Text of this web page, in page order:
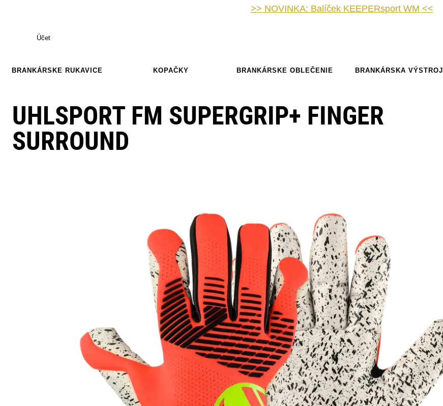
>> NOVINKA: Balíček KEEPERsport WM <<
Účet
BRANKÁRSKE RUKAVICE KOPAČKY BRANKÁRSKE OBLEČENIE BRANKÁRSKA VÝSTROJ
UHLSPORT FM SUPERGRIP+ FINGER
SURROUND